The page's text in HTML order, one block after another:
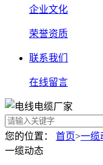
企业文化
荣誉资质
联系我们
在线留言
您的位置： 首页>一缆
一缆动态